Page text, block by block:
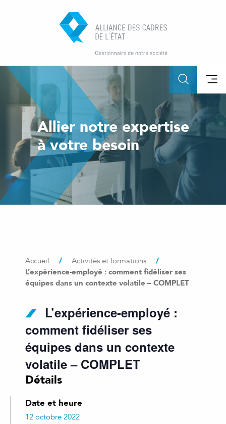
Allier notre expertise
à votre besoin
Accueil / Activités et formations
/
L’expérience-employé : comment fidéliser ses
équipes dans un contexte volatile – COMPLET
L’expérience-employé :
comment fidéliser ses
équipes dans un contexte
volatile – COMPLET
Détails
Date et heure
12 octobre 2022